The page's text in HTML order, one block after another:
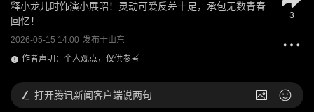
释小龙儿时饰演小展昭！灵动可爱反差十足，承包无数青春
回忆！
2026-05-15 14:00 发布于山东
作者声明：个人观点，仅供参考
3
打开腾讯新闻客户端说两句